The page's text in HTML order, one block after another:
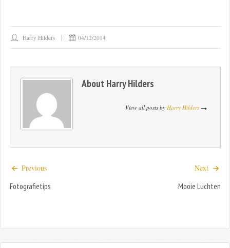
Harry Hilders 04/12/2014
About Harry Hilders
View all posts by Harry Hilders
Previous
Fotografietips
Next
Mooie Luchten